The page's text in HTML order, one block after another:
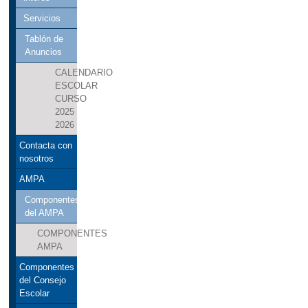
Servicios
Tablón de
Anuncios
CALENDARIO
ESCOLAR
CURSO
2025
2026
Contacta con
nosotros
AMPA
Componentes
del AMPA
COMPONENTES
AMPA
Componentes
del Consejo
Escolar